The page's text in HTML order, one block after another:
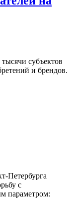
субъектов
и брендов.
Петербурга
с
параметром: